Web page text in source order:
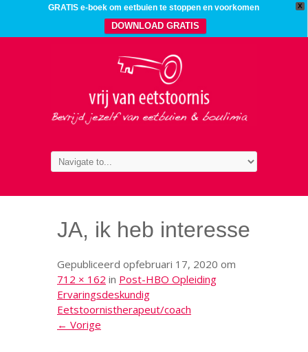
X
GRATIS e-boek om eetbuien te stoppen en voorkomen
DOWNLOAD GRATIS
JA, ik heb interesse
Gepubliceerd opfebruari 17, 2020 om
712 × 162 in Post-HBO Opleiding
Ervaringsdeskundig
Eetstoornistherapeut/coach
← Vorige